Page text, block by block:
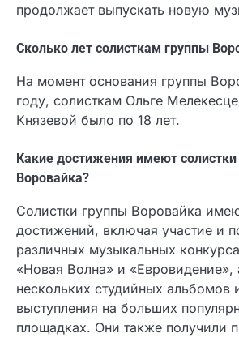
продолжает выпускать новую
Сколько лет солисткам группы
На момент основания группы
году, солисткам Ольге
Князевой было по 18 лет.
Какие достижения имеют
Воровайка?
Солистки группы Воровайка
достижений, включая участие и
различных музыкальных
«Новая Волна» и «Евровидение»,
нескольких студийных альбомов
выступления на больших
площадках. Они также получили